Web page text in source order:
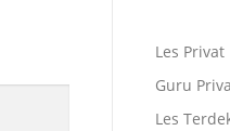
Les Privat
Guru
Les